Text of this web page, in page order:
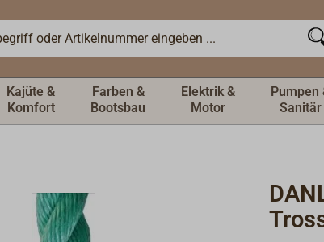
Kajüte &
Komfort
Farben &
Bootsbau
Elektrik &
Motor
Pumpen
Sanitär